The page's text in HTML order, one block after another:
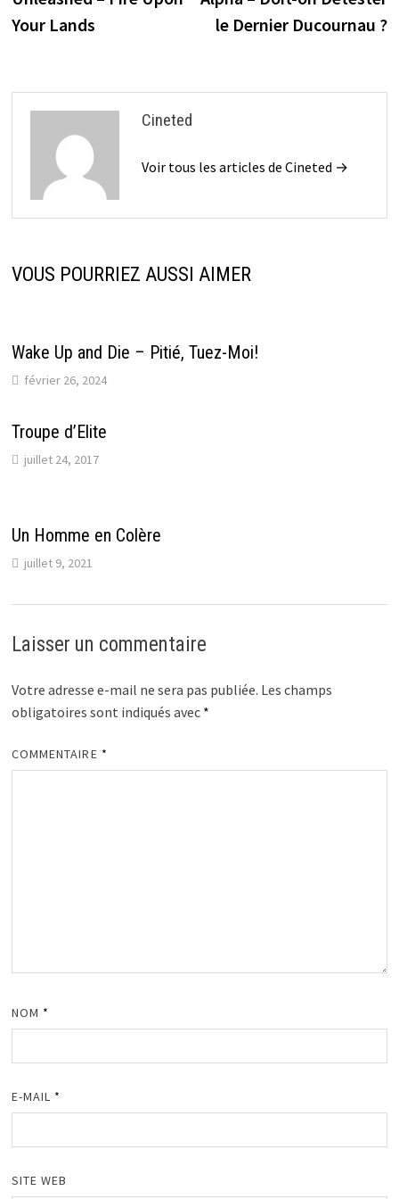
de
Your Lands
le Dernier Ducournau ?
Cineted
Voir tous les articles de Cineted →
VOUS POURRIEZ AUSSI AIMER
Wake Up and Die – Pitié, Tuez-Moi!
février 26, 2024
Troupe d’Elite
juillet 24, 2017
Un Homme en Colère
juillet 9, 2021
Laisser un commentaire
Votre adresse e-mail ne sera pas publiée. Les champs
obligatoires sont indiqués avec *
COMMENTAIRE *
NOM *
E-MAIL *
SITE WEB